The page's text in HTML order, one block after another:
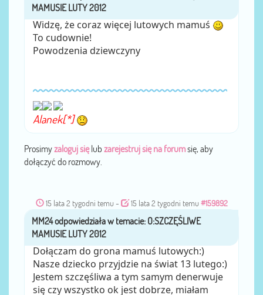
Widzę, że coraz więcej lutowych mamuś
To cudownie!
Powodzenia dziewczyny
Alanek[*]
Prosimyzaloguj sięlub zarejestruj się na forumsię, aby
dołączyć do rozmowy.
15 lata 2 tygodni temu - 15 lata 2 tygodni temu #159892
przezMM24
Dołączam do grona mamuś lutowych:)
Nasze dziecko przyjdzie na świat 13 lutego:)
Jestem szczęśliwa a tym samym denerwuje
się czy wszystko ok jest dobrze, miałam